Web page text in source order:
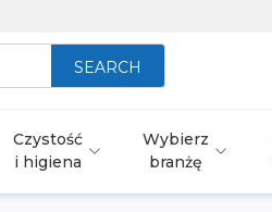
SEARCH
Czystość
i higiena
Wybierz
branżę